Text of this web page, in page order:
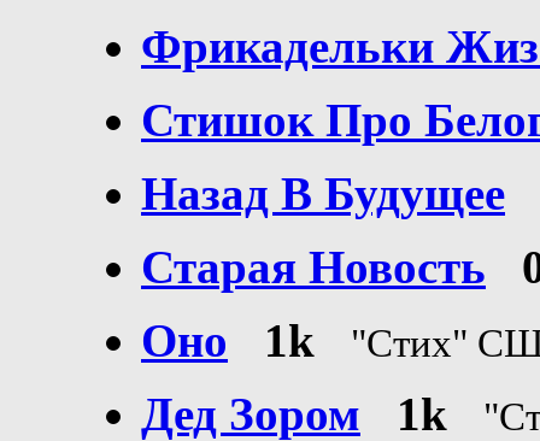
Фрикадельки
Стишок Про
Назад В Будущее
Старая Новость
Оно
1k "Стих"
Дед Зором 1k